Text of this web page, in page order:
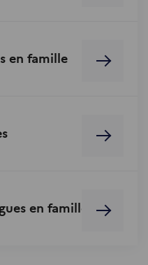
en famille
en famille »